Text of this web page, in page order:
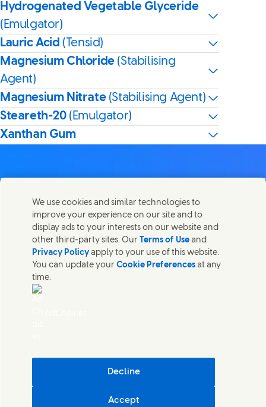
Hydrogenated Vegetable Glyceride
(Emulgator)
Lauric Acid (Tensid)
Magnesium Chloride (Stabilising
Agent)
Magnesium Nitrate (Stabilising Agent)
Steareth-20 (Emulgator)
Xanthan Gum
Diese Seite teilen
Share this page on Facebook
Share this page on X
Share this page on Linked In
Share this page on E-
Kontakt
Wir freuen uns über Ihre Meinungen, Anregungen und
helfen gerne bei Fragen.
Kontakt
Cosmetic ingredient database - European Commission
We use cookies and similar technologies to
improve your experience on our site and to
display ads to your interests on our website and
other third-party sites. Our Terms of Use and
Privacy Policy apply to your use of this website.
You can update yourCookie Preferences at any
time.
Decline
Accept